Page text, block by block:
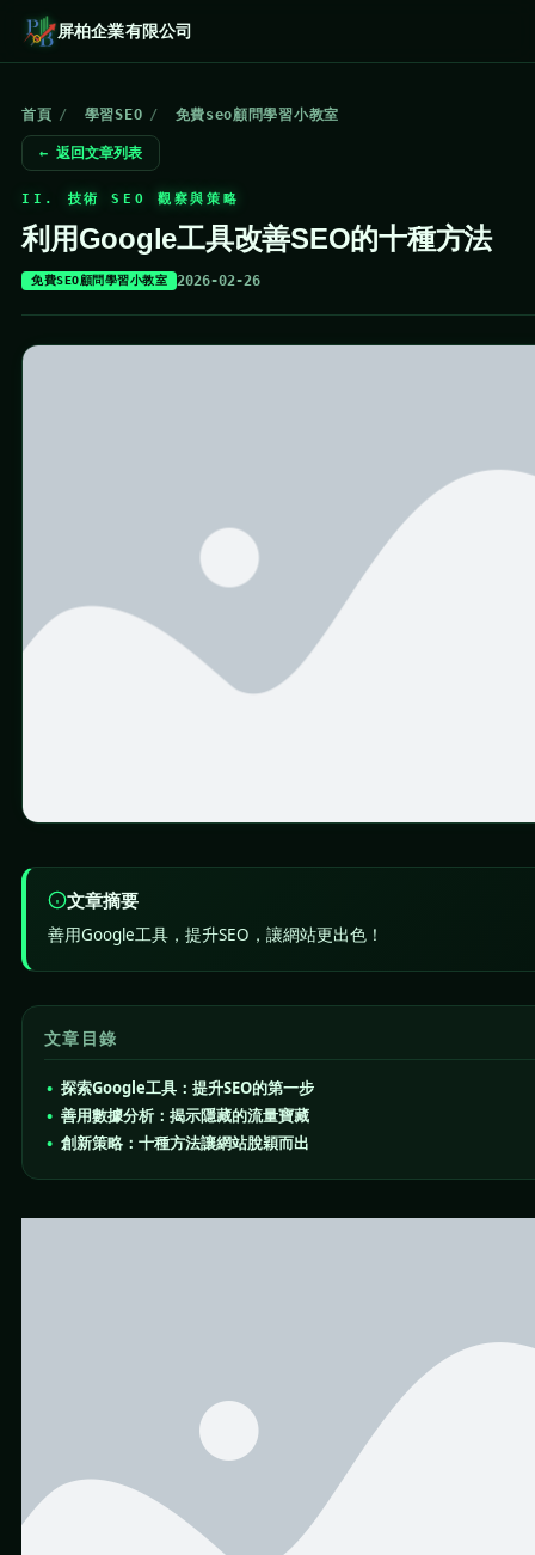
屏柏企業有限公司
首頁 / 學習SEO / 免費seo顧問學習小教室
← 返回文章列表
II. 技術 SEO 觀察與策略
利用Google工具改善SEO的十種方法
免費SEO顧問學習小教室 2026-02-26
文章摘要
善用Google工具，提升SEO，讓網站更出色！
文章目錄
探索Google工具：提升SEO的第一步
善用數據分析：揭示隱藏的流量寶藏
創新策略：十種方法讓網站脫穎而出